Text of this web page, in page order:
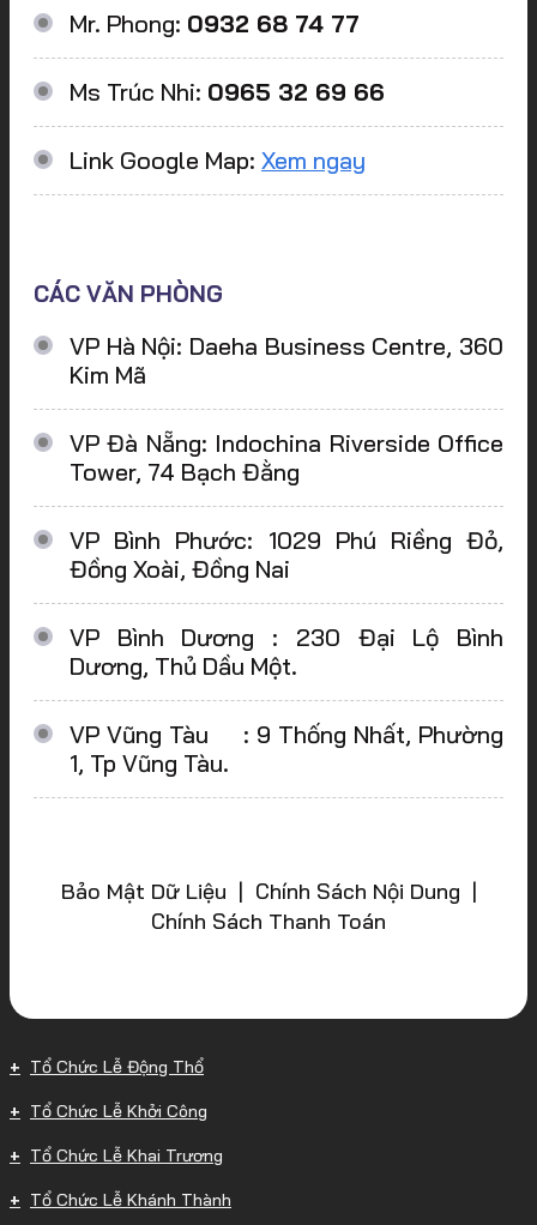
Mr. Phong: 0932 68 74 77
Ms Trúc Nhi: 0965 32 69 66
Link Google Map: Xem ngay
CÁC VĂN PHÒNG
VP Hà Nội: Daeha Business Centre, 360
Kim Mã
VP Đà Nẵng: Indochina Riverside Office
Tower, 74 Bạch Đằng
VP Bình Phước: 1029 Phú Riềng Đỏ,
Đồng Xoài, Đồng Nai
VP Bình Dương : 230 Đại Lộ Bình
Dương, Thủ Dầu Một.
VP Vũng Tàu : 9 Thống Nhất, Phường
1, Tp Vũng Tàu.
Bảo Mật Dữ Liệu | Chính Sách Nội Dung |
Chính Sách Thanh Toán
Tổ Chức Lễ Động Thổ
Tổ Chức Lễ Khởi Công
Tổ Chức Lễ Khai Trương
Tổ Chức Lễ Khánh Thành